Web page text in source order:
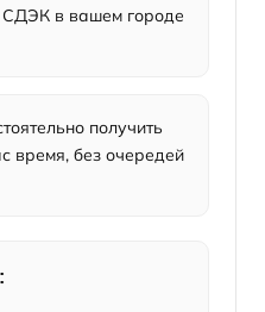
в вашем городе
получить
время, без очередей